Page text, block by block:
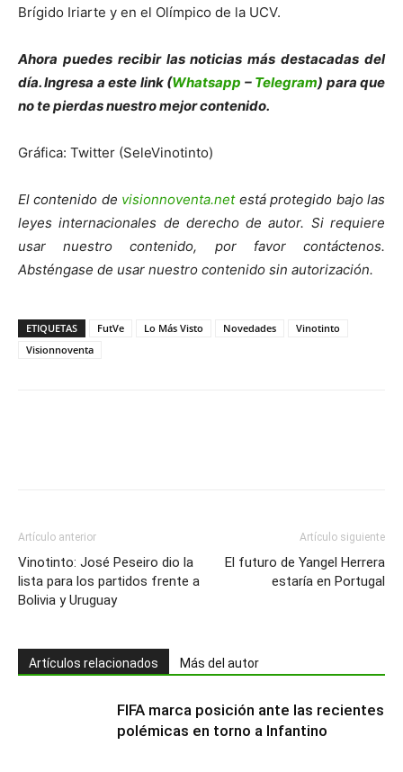
Brígido Iriarte y en el Olímpico de la UCV.
Ahora puedes recibir las noticias más destacadas del
día. Ingresa a este link (Whatsapp – Telegram) para que
no te pierdas nuestro mejor contenido.
Gráfica: Twitter (SeleVinotinto)
El contenido de visionnoventa.netestá protegido bajo las
leyes internacionales de derecho de autor. Si requiere
usar nuestro contenido, por favor contáctenos.
Absténgase de usar nuestro contenido sin autorización.
ETIQUETAS FutVe Lo Más Visto Novedades
Vinotinto
Visionnoventa
Artículo anterior
Vinotinto: José Peseiro dio la
lista para los partidos frente a
Bolivia y Uruguay
Artículo siguiente
El futuro de Yangel Herrera
estaría en Portugal
Artículos relacionados Más del autor
FIFA marca posición ante las recientes
polémicas en torno a Infantino